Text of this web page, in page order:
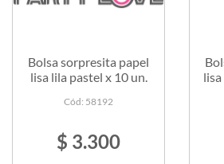
Bolsa sorpresita papel
lisa lila pastel x 10 un.
Cód: 58192
$ 3.300